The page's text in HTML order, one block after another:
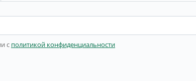
с политикой конфиденциальности